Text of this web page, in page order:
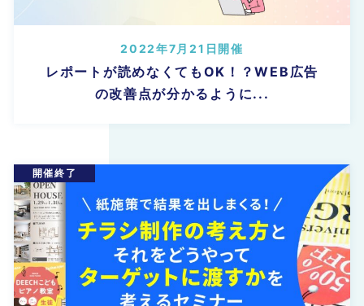
レポートが読めなくてもOK！？WEB広告
の改善点が分かるように...
2022年7月21日開催